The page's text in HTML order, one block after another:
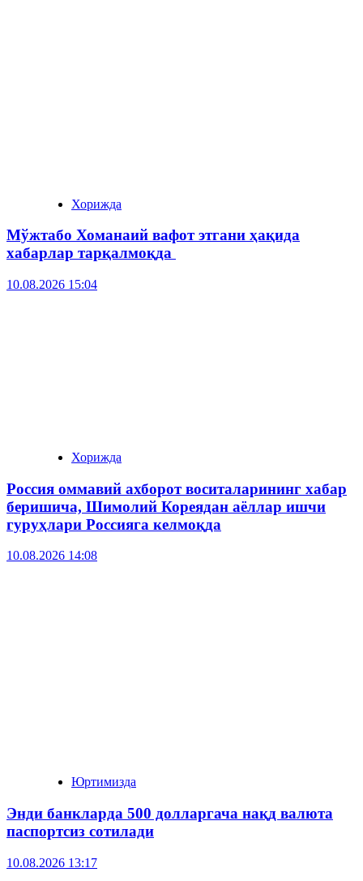
Хорижда
Мўжтабо Хоманаий вафот этгани ҳақида
хабарлар тарқалмоқда
10.08.2026 15:04
Хорижда
Россия оммавий ахборот воситаларининг хабар
беришича, Шимолий Кореядан аёллар ишчи
гуруҳлари Россияга келмоқда
10.08.2026 14:08
Юртимизда
Энди банкларда 500 долларгача нақд валюта
паспортсиз сотилади
10.08.2026 13:17